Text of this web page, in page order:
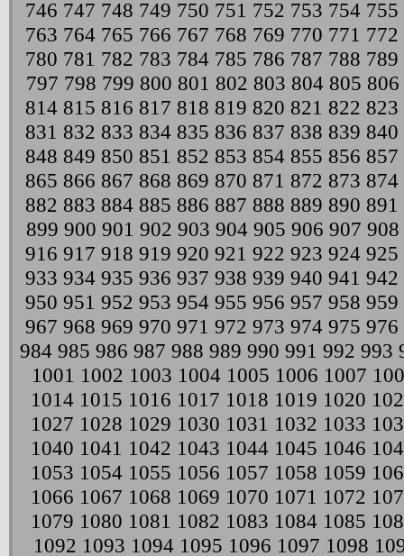
746 747 748 749 750 751 752 753 754 755
763 764 765 766 767 768 769 770 771 772
780 781 782 783 784 785 786 787 788 789
797 798 799 800 801 802 803 804 805 806
814 815 816 817 818 819 820 821 822 823
831 832 833 834 835 836 837 838 839 840
848 849 850 851 852 853 854 855 856 857
865 866 867 868 869 870 871 872 873 874
882 883 884 885 886 887 888 889 890 891
899 900 901 902 903 904 905 906 907 908
916 917 918 919 920 921 922 923 924 925
933 934 935 936 937 938 939 940 941 942
950 951 952 953 954 955 956 957 958 959
967 968 969 970 971 972 973 974 975 976
984 985 986 987 988 989 990 991 992 993
1001 1002 1003 1004 1005 1006 1007
1014 1015 1016 1017 1018 1019 1020
1027 1028 1029 1030 1031 1032 1033
1040 1041 1042 1043 1044 1045 1046
1053 1054 1055 1056 1057 1058 1059
1066 1067 1068 1069 1070 1071 1072
1079 1080 1081 1082 1083 1084 1085
1092 1093 1094 1095 1096 1097 1098